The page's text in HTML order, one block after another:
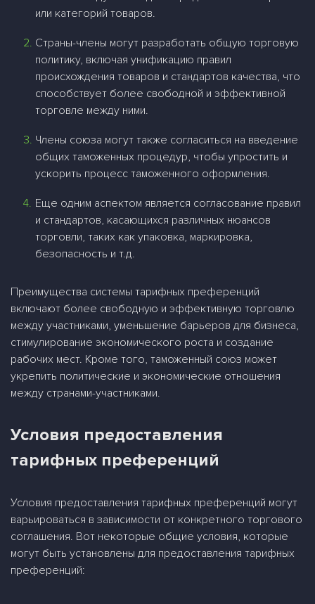
или категорий товаров.
Страны-члены могут разработать общую торговую
политику, включая унификацию правил
происхождения товаров и стандартов качества, что
способствует более свободной и эффективной
торговле между ними.
Члены союза могут также согласиться на введение
общих таможенных процедур, чтобы упростить и
ускорить процесс таможенного оформления.
Еще одним аспектом является согласование правил
и стандартов, касающихся различных нюансов
торговли, таких как упаковка, маркировка,
безопасность и т.д.
Преимущества системы тарифных преференций
включают более свободную и эффективную торговлю
между участниками, уменьшение барьеров для бизнеса,
стимулирование экономического роста и создание
рабочих мест. Кроме того, таможенный союз может
укрепить политические и экономические отношения
между странами-участниками.
Условия предоставления
тарифных преференций
Условия предоставления тарифных преференций могут
варьироваться в зависимости от конкретного торгового
соглашения. Вот некоторые общие условия, которые
могут быть установлены для предоставления тарифных
преференций: